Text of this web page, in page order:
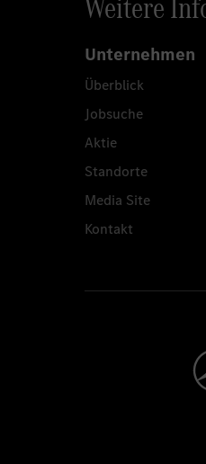
Unternehmen
Überblick
Jobsuche
Aktie
Standorte
Media Site
Kontakt